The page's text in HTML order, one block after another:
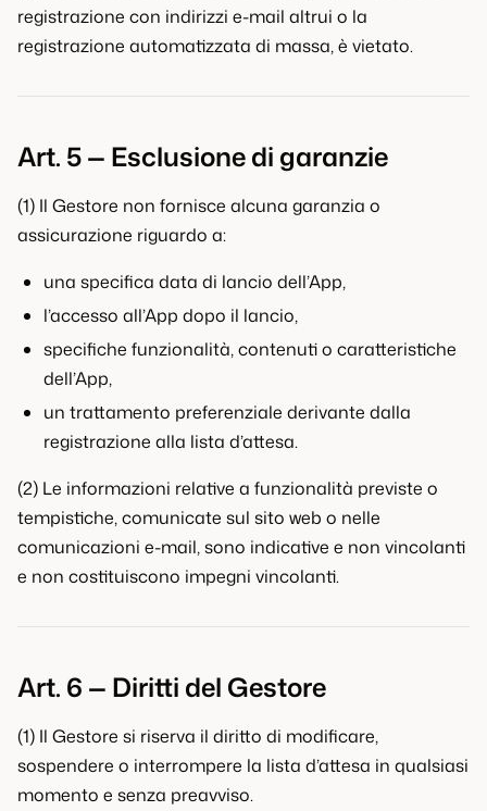
registrazione con indirizzi e-mail altrui o la
registrazione automatizzata di massa, è vietato.
Art. 5 — Esclusione di garanzie
(1) Il Gestore non fornisce alcuna garanzia o
assicurazione riguardo a:
una specifica data di lancio dell’App,
l’accesso all’App dopo il lancio,
specifiche funzionalità, contenuti o caratteristiche
dell’App,
un trattamento preferenziale derivante dalla
registrazione alla lista d’attesa.
(2) Le informazioni relative a funzionalità previste o
tempistiche, comunicate sul sito web o nelle
comunicazioni e-mail, sono indicative e non vincolanti
e non costituiscono impegni vincolanti.
Art. 6 — Diritti del Gestore
(1) Il Gestore si riserva il diritto di modificare,
sospendere o interrompere la lista d’attesa in qualsiasi
momento e senza preavviso.